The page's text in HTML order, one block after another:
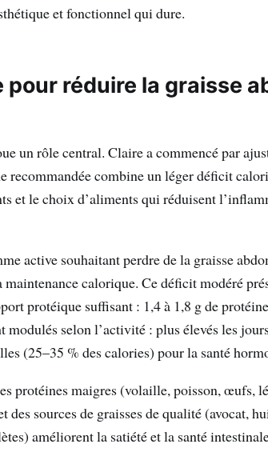
et fonctionnel qui dure.
réduire la graisse
un rôle central. Claire a commencé par
recommandée combine un léger déficit
et le choix d’aliments qui réduisent
active souhaitant perdre de la graisse
calorique. Ce déficit modéré
protéique suffisant : 1,4 à 1,8 g de
selon l’activité : plus élevés les
(25–35 % des calories) pour la santé
protéines maigres (volaille, poisson, œufs,
des sources de graisses de qualité (avocat,
améliorent la satiété et la santé